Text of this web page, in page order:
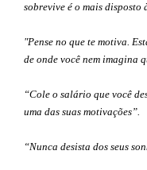
sobrevive é o mais disposto
"Pense no que te motiva.
de onde você nem imagina
“Cole o salário que você
uma das suas motivações”.
“Nunca desista dos seus